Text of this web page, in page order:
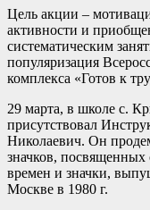
Цель акции –
активности и
систематическим
популяризация
комплекса «Готов к
29 марта, в школе с.
присутствовал
Николаевич. Он
значков, посвященных
времен и значки,
Москве в 1980 г.